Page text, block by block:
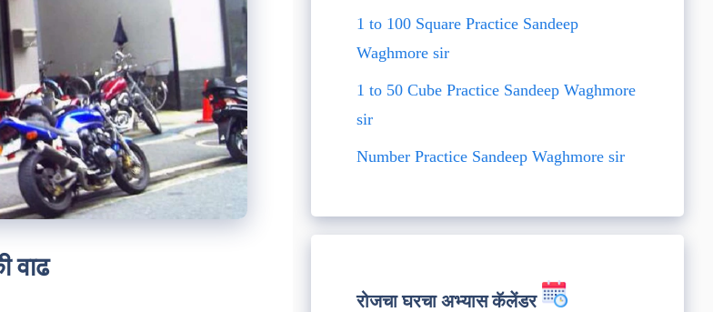
वाढ
1 to 100 Square Practice Sandeep
Waghmore sir
1 to 50 Cube Practice Sandeep Waghmore
sir
Number Practice Sandeep Waghmore sir
रोजचा घरचा अभ्यास कॅलेंडर